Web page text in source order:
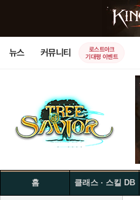
뉴스 커뮤니티
로스트아크
기대평 이벤트
홈 클래스 · 스킬 DB